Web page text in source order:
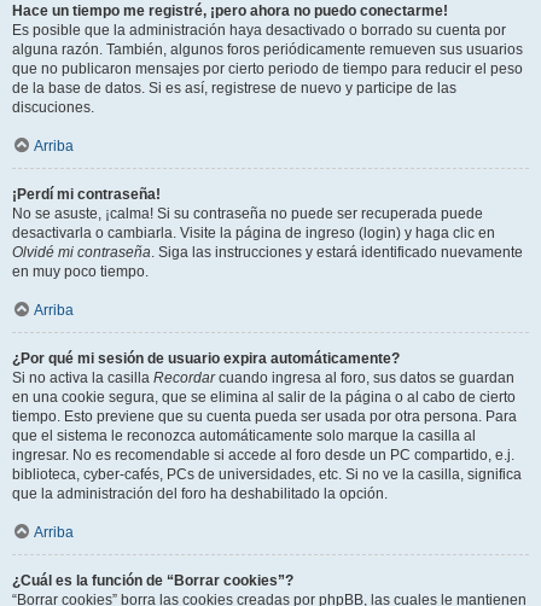
Hace un tiempo me registré, ¡pero ahora no puedo conectarme!
Es posible que la administración haya desactivado o borrado su cuenta por
alguna razón. También, algunos foros periódicamente remueven sus usuarios
que no publicaron mensajes por cierto periodo de tiempo para reducir el peso
de la base de datos. Si es así, registrese de nuevo y participe de las
discuciones.
Arriba
¡Perdí mi contraseña!
No se asuste, ¡calma! Si su contraseña no puede ser recuperada puede
desactivarla o cambiarla. Visite la página de ingreso (login) y haga clic en
Olvidé mi contraseña. Siga las instrucciones y estará identificado nuevamente
en muy poco tiempo.
Arriba
¿Por qué mi sesión de usuario expira automáticamente?
Si no activa la casilla Recordarcuando ingresa al foro, sus datos se guardan
en una cookie segura, que se elimina al salir de la página o al cabo de cierto
tiempo. Esto previene que su cuenta pueda ser usada por otra persona. Para
que el sistema le reconozca automáticamente solo marque la casilla al
ingresar. No es recomendable si accede al foro desde un PC compartido, e.j.
biblioteca, cyber-cafés, PCs de universidades, etc. Si no ve la casilla, significa
que la administración del foro ha deshabilitado la opción.
Arriba
¿Cuál es la función de “Borrar cookies”?
“Borrar cookies” borra las cookies creadas por phpBB, las cuales le mantienen